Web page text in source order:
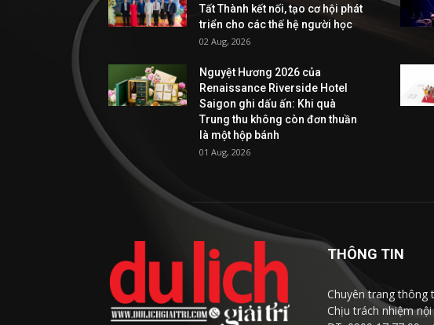
Tất Thành kết nối, tạo cơ hội phát
triển cho các thế hệ người học
02 Aug, 2026
Nguyệt Hương 2026 của
Renaissance Riverside Hotel
Saigon ghi dấu ấn: Khi quà
Trung thu không còn đơn thuần
là một hộp bánh
01 Aug, 2026
THÔNG TIN
Chuyên trang thông
Chịu trách nhiệm